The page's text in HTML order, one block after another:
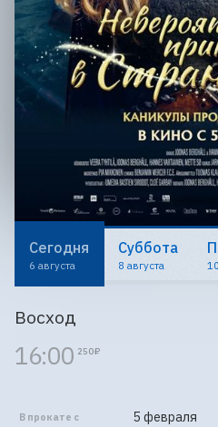
Сегодня
6 августа
Суббота
8 августа
Восход
16:00 250 ₽
В прокате с 5 февраля